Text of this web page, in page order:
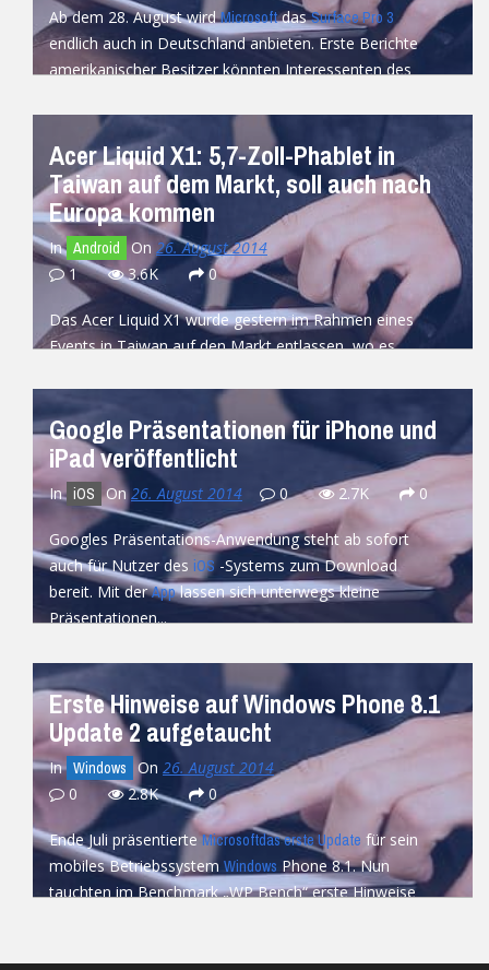
Ab dem 28. August wirdMicrosoftdasSurface Pro 3
endlich auch in Deutschland anbieten. Erste Berichte
amerikanischer Besitzer könnten Interessenten des
READ MORE
Acer Liquid X1: 5,7-Zoll-Phablet in
Taiwan auf dem Markt, soll auch nach
Europa kommen
In Android On 26. August 2014
1
3.6K 0
Das Acer Liquid X1 wurde gestern im Rahmen eines
Events in Taiwan auf den Markt entlassen, wo es
READ MORE
Google Präsentationen für iPhone und
iPad veröffentlicht
In iOS On26. August 2014 0 2.7K 0
Googles Präsentations-Anwendung steht ab sofort
auch für Nutzer des iOS-Systems zum Download
bereit. Mit derApplassen sich unterwegs kleine
Präsentationen...
Erste Hinweise auf Windows Phone 8.1
Update 2 aufgetaucht
In Windows On 26. August 2014
0
2.8K 0
Ende Juli präsentierteMicrosoftdas erste Update für sein
mobiles Betriebssystem Windows Phone 8.1. Nun
tauchten im Benchmark „WP Bench“ erste Hinweise